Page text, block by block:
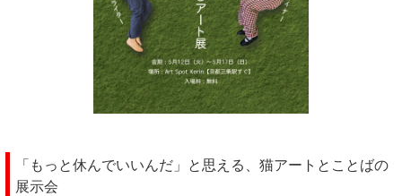
「もっと休んでいいんだ」と思える、猫アートとことばの
展示会